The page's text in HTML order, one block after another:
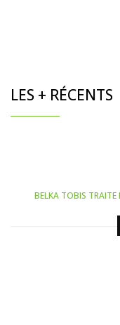
LES + RÉCENTS
BELKA TOBIS TRAITE